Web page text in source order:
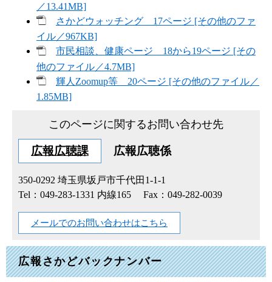
／13.41MB]
さかどウォッチング 17ページ [その他のファ
イル／967KB]
市民相談、健康ページ 18から19ページ [その
他のファイル／4.7MB]
輝人Zoomup等 20ページ [その他のファイル／
1.85MB]
このページに関するお問い合わせ先
広報広聴課 広報広聴係
350-0292 埼玉県坂戸市千代田1-1-1
Tel：049-283-1331 内線165
Fax：049-282-0039
メールでのお問い合わせはこちら
広報さかどバックナンバー